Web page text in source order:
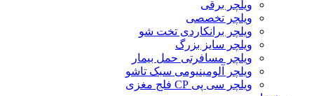
ویلچر برقی
ویلچر تخصصی
ویلچر برانکاردی تخت شو
ویلچر سایز بزرگ
ویلچر مسافرتی حمل بیمار
ویلچر آلومینیومی سبک تاشو
ویلچر سی پی CP فلج مغزی